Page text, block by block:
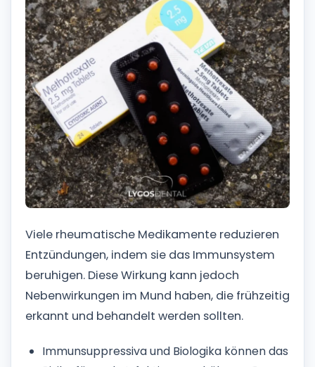
Viele rheumatische Medikamente reduzieren
Entzündungen, indem sie das Immunsystem
beruhigen. Diese Wirkung kann jedoch
Nebenwirkungen im Mund haben, die frühzeitig
erkannt und behandelt werden sollten.
Immunsuppressiva und Biologika können das